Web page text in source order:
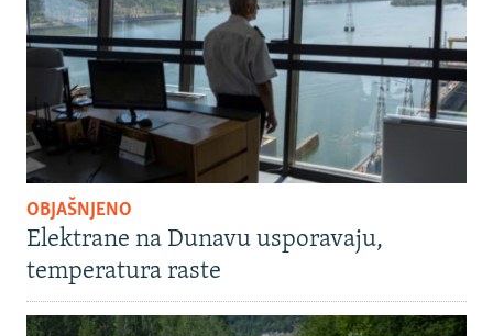
OBJAŠNJENO
Elektrane na Dunavu usporavaju,
temperatura raste